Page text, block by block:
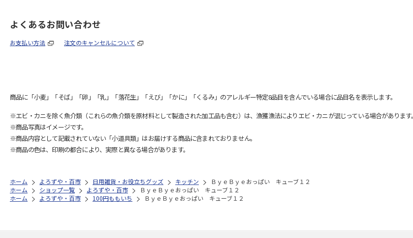
よくあるお問い合わせ
お支払い方法 注文のキャンセルについて
商品に「小麦」「そば」「卵」「乳」「落花生」「えび」「かに」「くるみ」のアレルギー特定8品目を含んでいる場合に品目名を表示します。
※エビ・カニを除く魚介類（これらの魚介類を原材料として製造された加工品も含む）は、漁獲漁法によりエビ・カニが混じっている場合がありま
※商品写真はイメージです。
※商品内容として記載されていない「小道具類」はお届けする商品に含まれておりません。
※商品の色は、印刷の都合により、実際と異なる場合があります。
ホーム よろずや・百市 日用雑貨・お役立ちグッズ キッチン
ＢｙｅＢｙｅおっぱい キューブ１２
ホーム
ショップ一覧 よろずや・百市
ＢｙｅＢｙｅおっぱい キューブ１２
ホーム
よろずや・百市 100円ももいち ＢｙｅＢｙｅおっぱい キューブ１２